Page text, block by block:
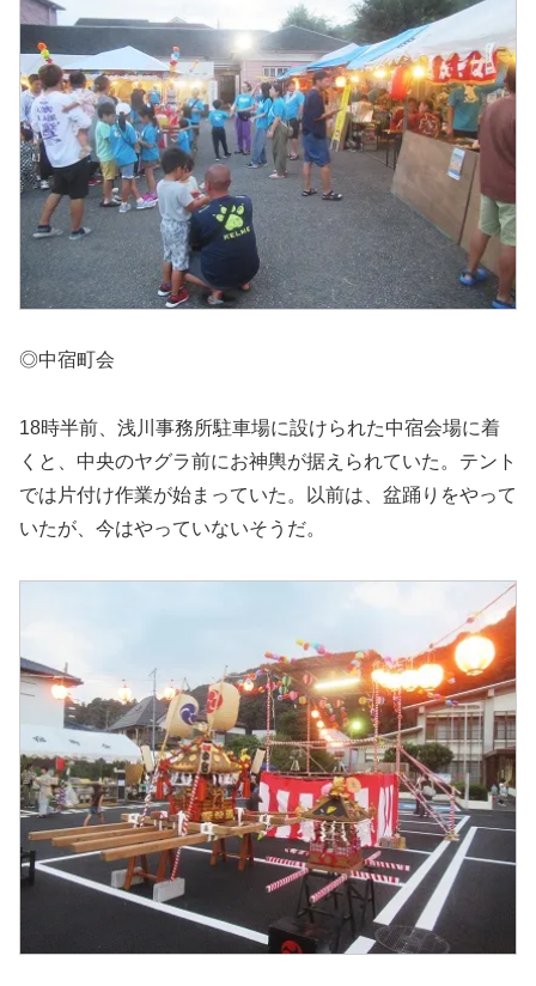
◎中宿町会
18時半前、浅川事務所駐車場に設けられた中宿会場に着
くと、中央のヤグラ前にお神輿が据えられていた。テント
では片付け作業が始まっていた。以前は、盆踊りをやって
いたが、今はやっていないそうだ。